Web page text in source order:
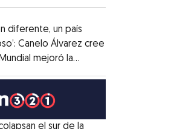
diferente, un país
Canelo Álvarez cree
mejoró la
el sur de la